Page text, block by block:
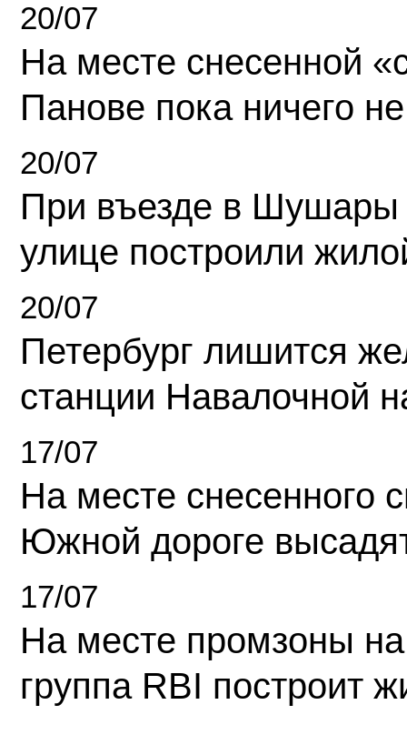
20/07
На месте снесенной
Панове пока ничего
20/07
При въезде в Шушары
улице построили
20/07
Петербург лишится
станции Навалочной
17/07
На месте снесенного
Южной дороге
17/07
На месте промзоны
группа RBI построит